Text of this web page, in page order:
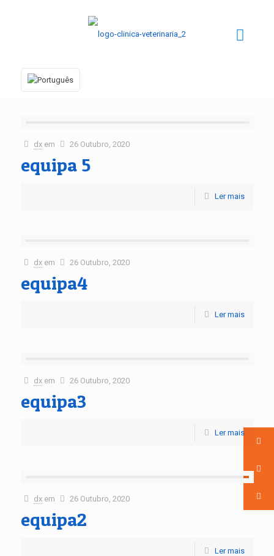
dx em 26 Outubro, 2020
equipa 5
Ler mais
dx em 26 Outubro, 2020
equipa4
Ler mais
dx em 26 Outubro, 2020
equipa3
Ler mais
dx em 26 Outubro, 2020
equipa2
Ler mais